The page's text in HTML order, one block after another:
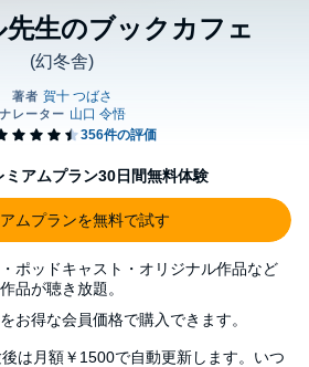
先生のブックカフェ
(幻冬舎)
アムプラン30日間無料体験
ムプランを無料で試す
ポッドキャスト・オリジナル作品など
品が聴き放題。
お得な会員価格で購入できます。
は月額￥1500で自動更新します。いつ